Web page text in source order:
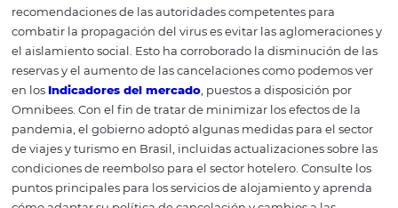
Em Uncategorized
Con el avance de la pandemia en el país, una de las
recomendaciones de las autoridades competentes para
combatir la propagación del virus es evitar las
el aislamiento social. Esto ha corroborado la
reservas y el aumento de las cancelaciones como
en losIndicadores del mercado, puestos a disposición